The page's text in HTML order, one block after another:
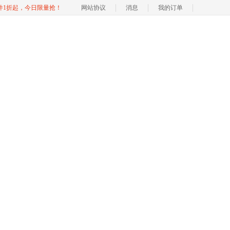
1折起，今日限量抢！ 网站协议 消息 我的订单